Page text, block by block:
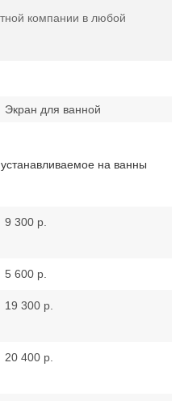
компании в любой
Экран для ванной
на ванны
9 300 р.
5 600 р.
19 300 р.
20 400 р.